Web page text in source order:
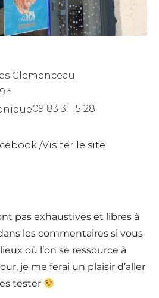
Clemenceau
09 83 31 15 28
/Visiter le site
pas exhaustives et libres à
les commentaires si vous
où l’on se ressource à
je me ferai un plaisir d’aller
tester